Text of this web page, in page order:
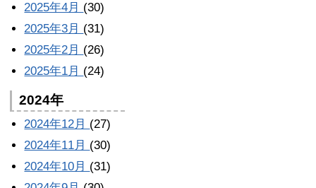
2025年4月 (30)
2025年3月 (31)
2025年2月 (26)
2025年1月 (24)
2024年
2024年12月 (27)
2024年11月 (30)
2024年10月 (31)